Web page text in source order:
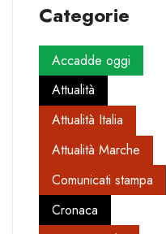
Categorie
Accadde oggi
Attualità
Attualità Italia
Attualità Marche
Comunicati stampa
Cronaca